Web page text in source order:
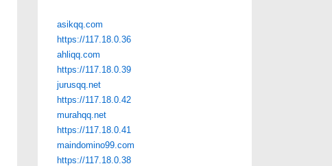
asikqq.com
https://117.18.0.36
ahliqq.com
https://117.18.0.39
jurusqq.net
https://117.18.0.42
murahqq.net
https://117.18.0.41
maindomino99.com
https://117.18.0.38